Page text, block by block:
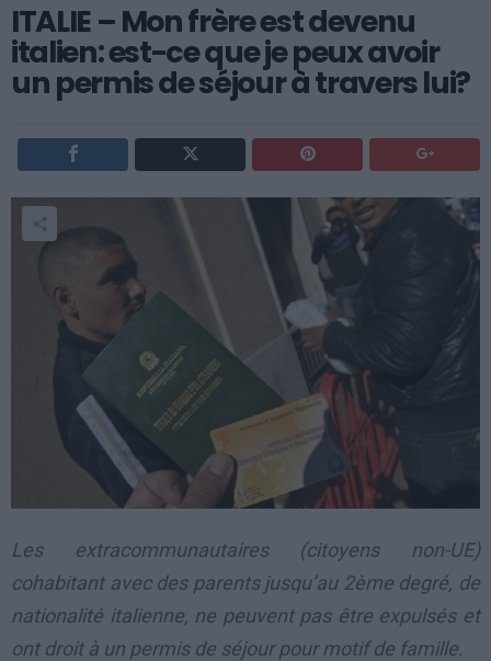
ITALIE – Mon frère est devenu
italien: est-ce que je peux avoir
un permis de séjour à travers lui?
Les extracommunautaires (citoyens non-UE)
cohabitant avec des parents jusqu’au 2ème degré, de
nationalité italienne, ne peuvent pas être expulsés et
ont droit à un permis de séjour pour motif de famille.